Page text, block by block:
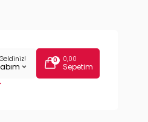
0 0,00
Sepetim